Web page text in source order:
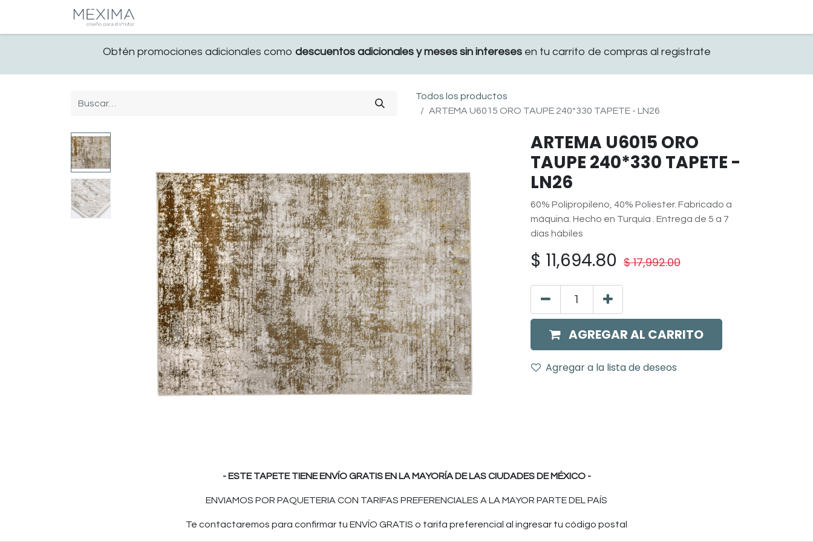
Obtén promociones adicionales como descuentos adicionales y meses sin interesesen tu carrito de compras al registrate
Todos los productos
ARTEMA U6015 ORO TAUPE 240*330 TAPETE - LN26
ARTEMA U6015 ORO
TAUPE 240*330 TAPETE -
LN26
60% Polipropileno, 40% Poliester. Fabricado a
máquina. Hecho en Turquía . Entrega de 5 a 7
días hábiles
$ 11,694.80 $17,992.00
AGREGAR AL CARRITO
Agregar a la lista de deseos
- ESTE TAPETE TIENE ENVÍO GRATIS EN LA MAYORÍA DE LAS CIUDADES DE MÉXICO -
ENVIAMOS POR PAQUETERIA CON TARIFAS PREFERENCIALES A LA MAYOR PARTE DEL PAÍS
Te contactaremos para confirmar tu ENVÍO GRATIS o tarifa preferencial al ingresar tu código postal